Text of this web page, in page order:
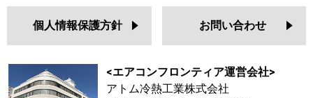
個人情報保護方針 お問い合わせ
<エアコンフロンティア運営会社>
アトム冷熱工業株式会社